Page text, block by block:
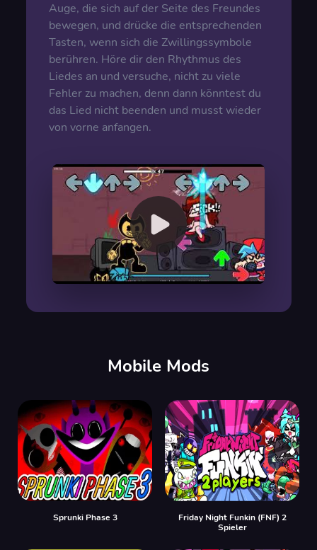
Auge, die sich auf der Seite des Freundes
bewegen, und drücke die entsprechenden
Tasten, wenn sich die Zwillingssymbole
berühren. Höre dir den Rhythmus des
Liedes an und versuche, nicht zu viele
Fehler zu machen, denn dann könntest du
das Lied nicht beenden und musst wieder
von vorne anfangen.
Mobile Mods
Sprunki Phase 3
Friday Night Funkin (FNF) 2
Spieler